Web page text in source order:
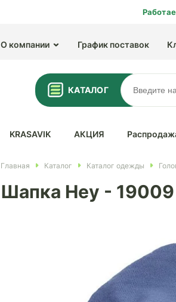
О компании График поставок
КАТАЛОГ
KRASAVIK АКЦИЯ
Главная Каталог Каталог одежды
Шапка Hey - 19009